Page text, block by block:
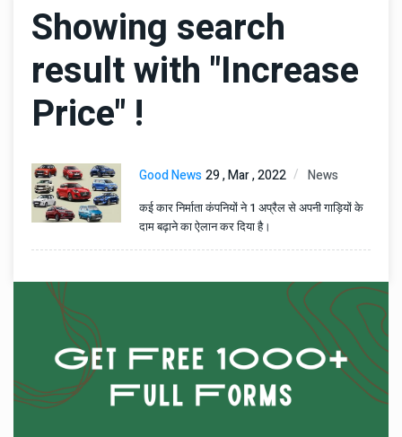
Showing search
result with "Increase
Price" !
Good News29 , Mar , 2022 News
कई कार निर्माता कंपनियों ने 1 अप्रैल से अपनी गाड़ियों के
दाम बढ़ाने का ऐलान कर दिया है।